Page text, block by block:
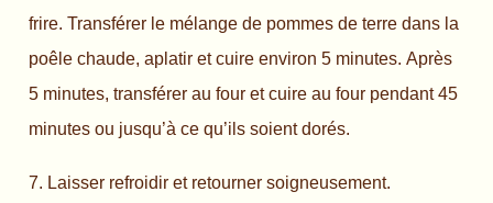
frire. Transférer le mélange de pommes de terre dans la
poêle chaude, aplatir et cuire environ 5 minutes. Après
5 minutes, transférer au four et cuire au four pendant 45
minutes ou jusqu’à ce qu’ils soient dorés.
7. Laisser refroidir et retourner soigneusement.